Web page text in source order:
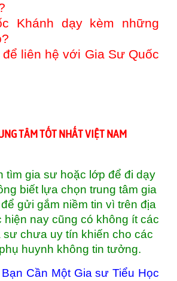
Khánh dạy kèm những
liên hệ với Gia Sư Quốc
TÂM TỐT NHẤT VIỆT NAM
tìm gia sư hoặc lớp để đi dạy
biết lựa chọn trung tâm gia
gửi gắm niềm tin vì trên địa
hiện nay cũng có không ít các
sư chưa uy tín khiến cho các
huynh không tin tưởng.
Cần Một Gia sư Tiểu Học